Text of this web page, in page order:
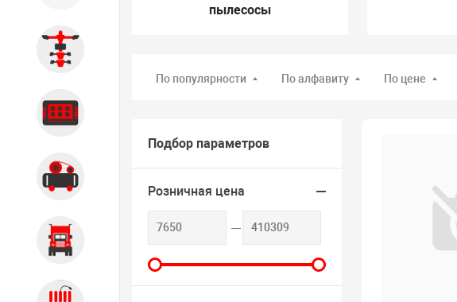
пылесосы
По популярности По алфавиту По цене
Подбор параметров
Розничная цена